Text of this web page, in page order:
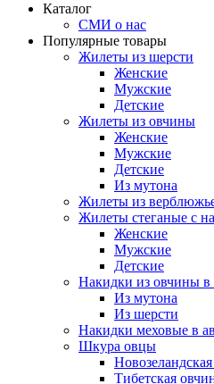
Каталог
СМИ о нас
Популярные товары
Жилеты из шерсти
Женские
Мужские
Детские
Жилеты из овчины
Женские
Мужские
Детские
Из мутона
Жилеты из
Жилеты стеганые с
Женские
Мужские
Детские
Накидки из овчины в
Из мутона
Из шерсти
Накидки меховые в
Шкура овцы
Тибетская